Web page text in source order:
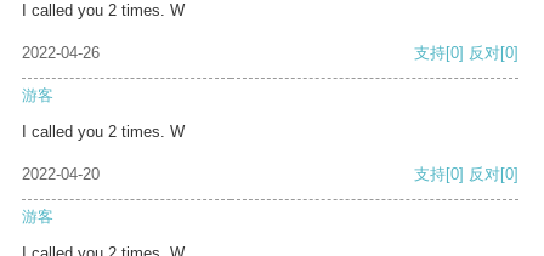
I called you 2 times. W
2022-04-26 支持[0] 反对[0]
游客
I called you 2 times. W
2022-04-20 支持[0] 反对[0]
游客